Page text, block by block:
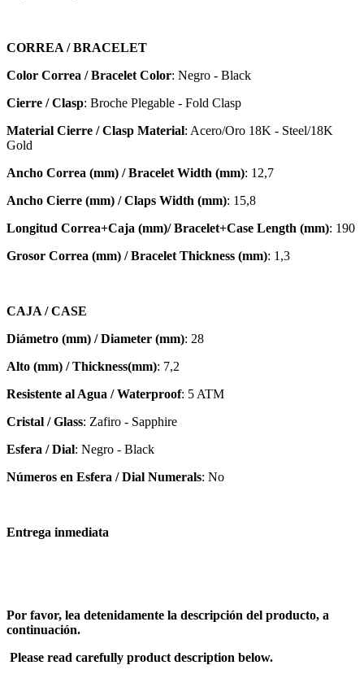
CORREA / BRACELET
Color Correa / Bracelet Color: Negro - Black
Cierre / Clasp: Broche Plegable - Fold Clasp
Material Cierre / Clasp Material: Acero/Oro 18K - Steel/18K
Gold
Ancho Correa (mm) / Bracelet Width (mm): 12,7
Ancho Cierre (mm) / Claps Width (mm): 15,8
Longitud Correa+Caja (mm)/ Bracelet+Case Length (mm): 190
Grosor Correa (mm) / Bracelet Thickness (mm): 1,3
CAJA / CASE
Diámetro (mm) / Diameter (mm): 28
Alto (mm) / Thickness(mm): 7,2
Resistente al Agua / Waterproof: 5 ATM
Cristal / Glass: Zafiro - Sapphire
Esfera / Dial: Negro - Black
Números en Esfera / Dial Numerals: No
Entrega inmediata
Por favor, lea detenidamente la descripción del producto, a
continuación.
Please read carefully product description below.